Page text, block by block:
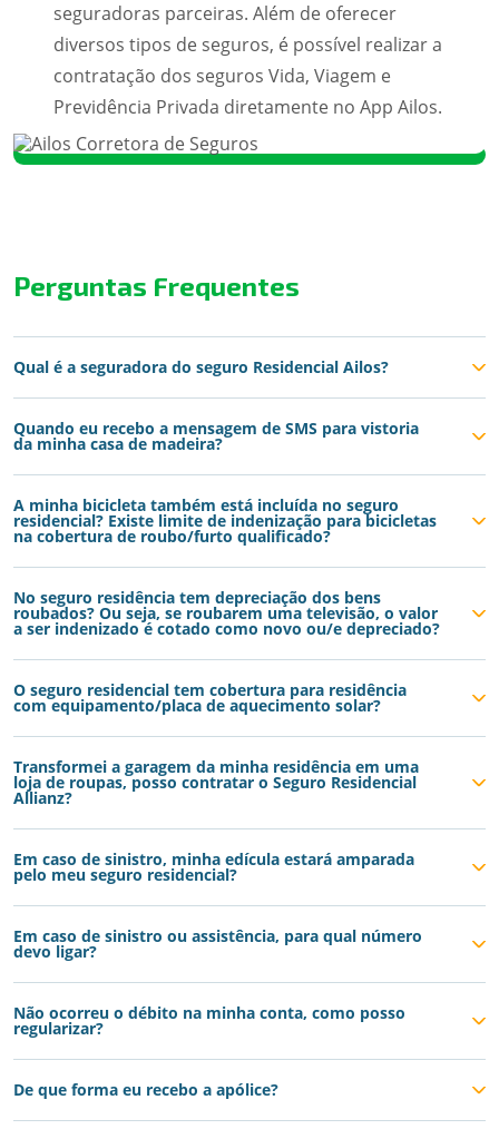
seguradoras parceiras. Além de oferecer
diversos tipos de seguros, é possível realizar a
contratação dos seguros Vida, Viagem e
Previdência Privada diretamente no App Ailos.
Perguntas Frequentes
Qual é a seguradora do seguro Residencial Ailos?
Quando eu recebo a mensagem de SMS para vistoria
da minha casa de madeira?
A minha bicicleta também está incluída no seguro
residencial? Existe limite de indenização para bicicletas
na cobertura de roubo/furto qualificado?
No seguro residência tem depreciação dos bens
roubados? Ou seja, se roubarem uma televisão, o valor
a ser indenizado é cotado como novo ou/e depreciado?
O seguro residencial tem cobertura para residência
com equipamento/placa de aquecimento solar?
Transformei a garagem da minha residência em uma
loja de roupas, posso contratar o Seguro Residencial
Allianz?
Em caso de sinistro, minha edícula estará amparada
pelo meu seguro residencial?
Em caso de sinistro ou assistência, para qual número
devo ligar?
Não ocorreu o débito na minha conta, como posso
regularizar?
De que forma eu recebo a apólice?